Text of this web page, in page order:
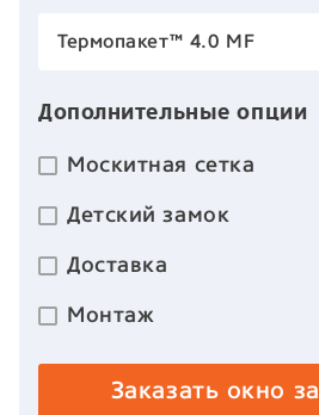
Термопакет™ 4.0 MF
Дополнительные опции
Москитная сетка
Детский замок
Доставка
Монтаж
Заказать окно за